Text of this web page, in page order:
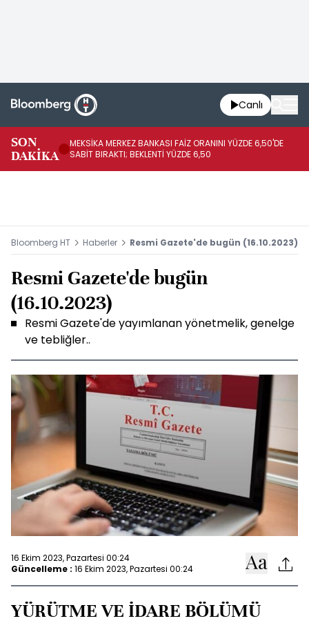
Canlı
SON
DAKİKA
MEKSİKA MERKEZ BANKASI FAİZ ORANINI YÜZDE 6,50'DE
SABİT BIRAKTI; BEKLENTİ YÜZDE 6,50
Bloomberg HT Haberler Resmi Gazete'de bugün (16.10.2023)
Resmi Gazete'de bugün
(16.10.2023)
Resmi Gazete'de yayımlanan yönetmelik, genelge
ve tebliğler..
16 Ekim 2023, Pazartesi 00:24
Güncelleme : 16 Ekim 2023, Pazartesi 00:24
YÜRÜTME VE İDARE BÖLÜMÜ